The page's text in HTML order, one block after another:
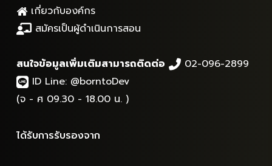
เกี่ยวกับองค์กร
สมัครเป็นผู้ดำเนินการสอน
สนใจข้อมูลเพิ่มเติมสามารถติดต่อ
02-096-2899
ID Line: @borntoDev
(จ - ศ 09.30 - 18.00 น. )
ได้รับการรับรองจาก